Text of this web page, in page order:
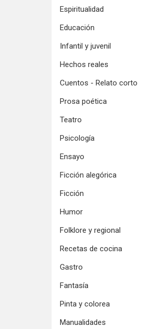
Espiritualidad
Educación
Infantil y juvenil
Hechos reales
Cuentos - Relato corto
Prosa poética
Teatro
Psicología
Ensayo
Ficción alegórica
Ficción
Humor
Folklore y regional
Recetas de cocina
Gastro
Fantasía
Pinta y colorea
Manualidades